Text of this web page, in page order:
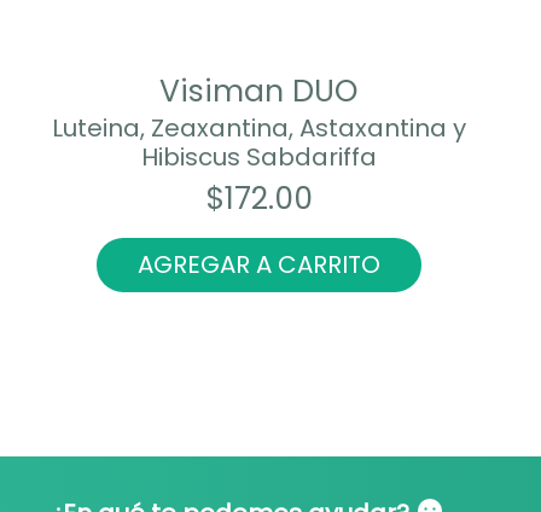
Visiman DUO
Luteina, Zeaxantina, Astaxantina y
Hibiscus Sabdariffa
$172.00
AGREGAR A CARRITO